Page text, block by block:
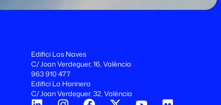
Edifici Las Naves
C/ Joan Verdeguer, 16, València
963 910 477
Edifici La Harinera
C/ Joan Verdeguer, 32, València